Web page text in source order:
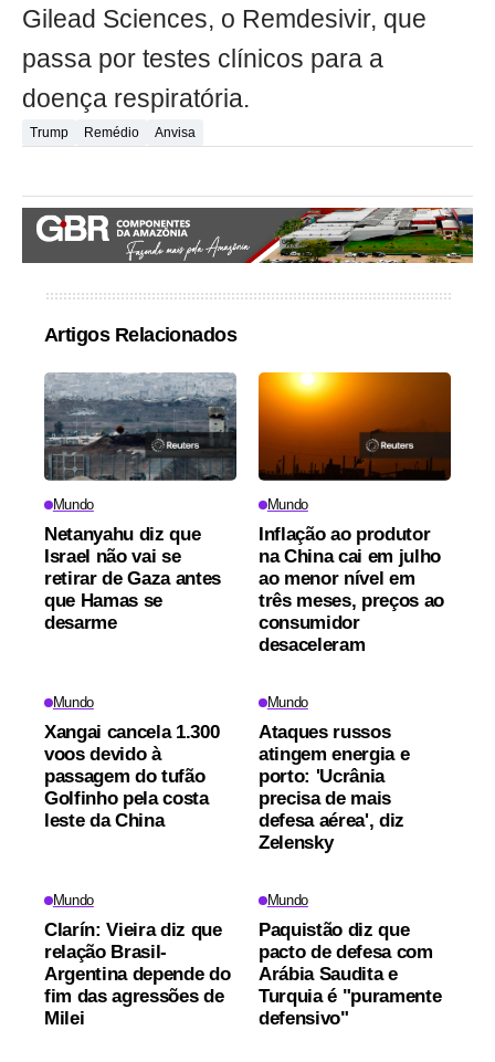
Gilead Sciences, o Remdesivir, que
passa por testes clínicos para a
doença respiratória.
Trump Remédio Anvisa
Artigos Relacionados
Mundo
Netanyahu diz que
Israel não vai se
retirar de Gaza antes
que Hamas se
desarme
Mundo
Inflação ao produtor
na China cai em julho
ao menor nível em
três meses, preços ao
consumidor
desaceleram
Mundo
Xangai cancela 1.300
voos devido à
passagem do tufão
Golfinho pela costa
leste da China
Mundo
Ataques russos
atingem energia e
porto: 'Ucrânia
precisa de mais
defesa aérea', diz
Zelensky
Mundo
Clarín: Vieira diz que
relação Brasil-
Argentina depende do
fim das agressões de
Milei
Mundo
Paquistão diz que
pacto de defesa com
Arábia Saudita e
Turquia é "puramente
defensivo"